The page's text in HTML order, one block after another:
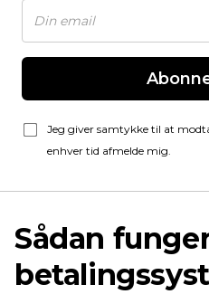
Jeg giver samtykke til at
enhver tid afmelde mig.
Sådan